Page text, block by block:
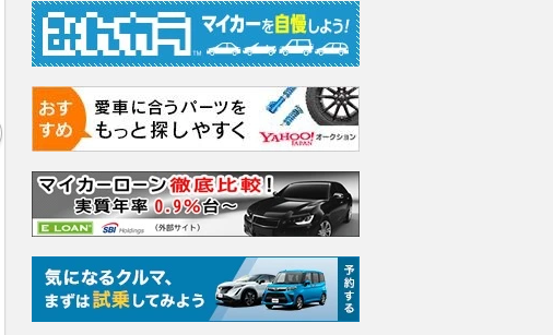
“長い鼻”がドローンの脅威に対
地帯”を埋める画期的でごく単
純な方法とは
2026.08.09 乗りものニュース
R32こそ最高傑作!! GT-R復活
インが伝説になった理由とは
2026.08.09 ベストカーWeb